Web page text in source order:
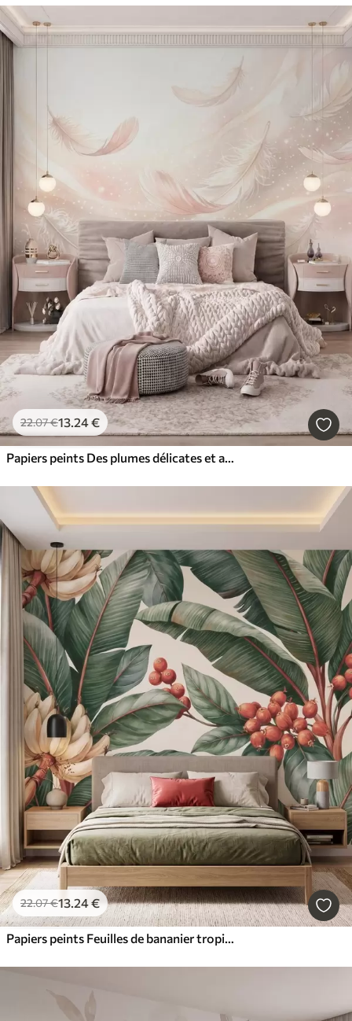
22.07€13.24€
Papiers peints Des plumes délicates et aériennes, nimbées d'une brume rose-pêche aux reflets chatoyants
22.07€13.24€
Papiers peints Feuilles de bananier tropicales ornées de grappes de baies de café rouges, style aquarelle